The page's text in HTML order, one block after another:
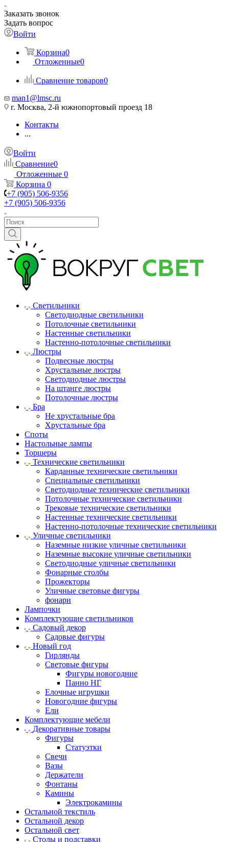
Заказать звонок
Задать вопрос
Войти
Корзина0
Отложенные0
Сравнение товаров0
man1@lmsc.ru
г. Москва, 2-й южнопортовый проезд 18
Контакты
...
Войти
Сравнение0
Отложенные 0
Корзина 0
+7 (905) 506-9356
+7 (905) 506-9356
Светильники
Светодиодные светильники
Потолочные светильники
Настенные светильники
Настенно-потолочные светильники
Люстры
Подвесные люстры
Хрустальные люстры
Светодиодные люстры
На штанге люстры
Потолочные люстры
Бра
Не хрустальные бра
Хрустальные бра
Споты
Настольные лампы
Торшеры
Технические светильники
Карданные технические светильники
Специальные светильники
Светодиодные технические светильники
Потолочные технические светильники
Трековые технические светильники
Настенные технические светильники
Настенно-потолочные технические светильники
Уличные светильники
Наземные низкие уличные светильники
Наземные высокие уличные светильники
Светодиодные уличные светильники
Фонарные столбы
Прожекторы
Уличные световые фигуры
фонари
Лампочки
Комплектующие светильников
Садовый декор
Садовые фигуры
Новый год
Гирлянды
Световые фигуры
Фигуры новогодние
Панно НГ
Елочные игрушки
Новогодние фигуры
Ели
Комплектующие мебели
Декоративные товары
Фигуры
Статуэтки
Свечи
Вазы
Держатели
Фонтаны
Камины
Электрокамины
Остальной текстиль
Остальной декор
Остальной свет
Столы и подставки